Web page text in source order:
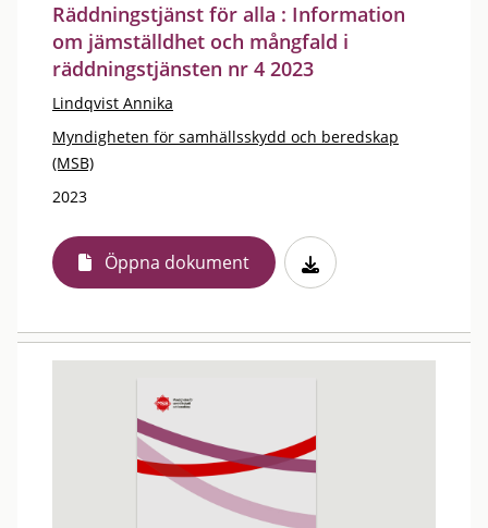
Räddningstjänst för alla : Information
om jämställdhet och mångfald i
räddningstjänsten nr 4 2023
Lindqvist Annika
Myndigheten för samhällsskydd och beredskap
(MSB)
2023
Öppna dokument